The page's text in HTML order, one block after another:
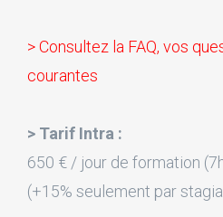
> Consultez la FAQ, vos
courantes
> Tarif Intra :
650 € / jour de formation
(+15% seulement par